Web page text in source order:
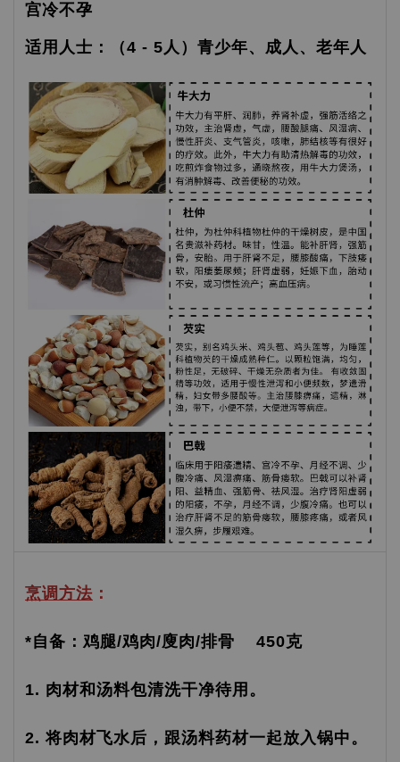
宫冷不孕
适用人士：（4 - 5人）青少年、成人、老年人
烹调方法 ：
*自备：鸡腿/鸡肉/廋肉/排骨 450克
1. 肉材和汤料包清洗干净待用。
2. 将肉材飞水后，跟汤料药材一起放入锅中。